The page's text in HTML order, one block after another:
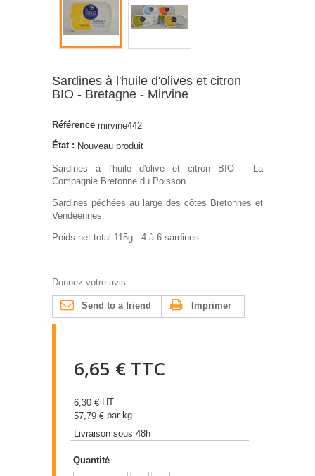
Sardines à l'huile d'olives et citron
BIO - Bretagne - Mirvine
Référence mirvine442
État : Nouveau produit
Sardines à l'huile d'olive et citron BIO - La
Compagnie Bretonne du Poisson
Sardines péchées au large des côtes Bretonnes et
Vendéennes.
Poids net total 115g 4 à 6 sardines
Donnez votre avis
Send to a friend Imprimer
6,65 € TTC
6,30 € HT
57,79 € par kg
Livraison sous 48h
Quantité